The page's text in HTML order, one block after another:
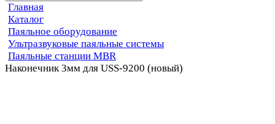
Главная
Каталог
Паяльное оборудование
Ультразвуковые паяльные системы
Паяльные станции MBR
Наконечник 3мм для USS-9200 (новый)